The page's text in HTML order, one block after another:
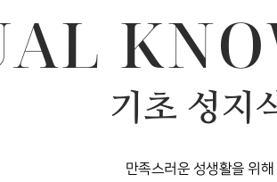
기초 성지
만족스러운 성생활을 위해